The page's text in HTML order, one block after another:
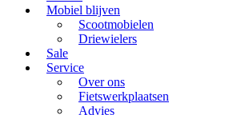
Mobiel blijven
Scootmobielen
Driewielers
Sale
Service
Over ons
Fietswerkplaatsen
Advies